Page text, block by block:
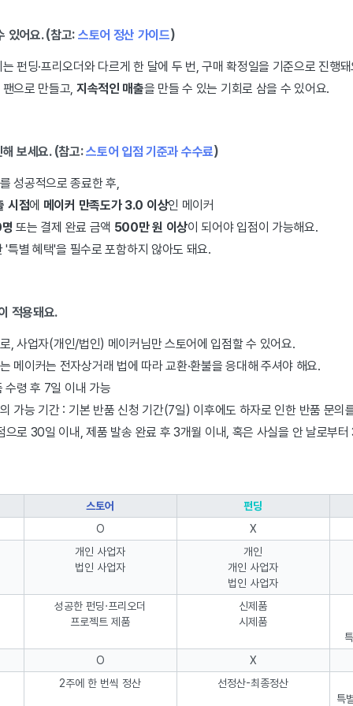
있어요. (참고: 스토어 정산 가이드)
펀딩·프리오더와 다르게 한 달에 두 번, 구매 확정일을 기준으로 진행
으로 만들고, 지속적인 매출을 만들 수 있는 기회로 삼을 수 있어요.
보세요. (참고:스토어 입점 기준과 수수료)
성공적으로 종료한 후,
시점에 메이커 만족도가 3.0 이상인 메이커
또는 결제 완료 금액 500만 원 이상이 되어야 입점이 가능해요.
'특별 혜택'을 필수로 포함하지 않아도 돼요.
적용돼요.
로, 사업자(개인/법인) 메이커님만 스토어에 입점할 수 있어요.
메이커는 전자상거래 법에 따라 교환·환불을 응대해 주셔야 해요.
수령 후 7일 이내 가능
가능 기간 : 기본 반품 신청 기간(7일) 이후에도 하자로 인한 반품 문의
으로 30일 이내, 제품 발송 완료 후 3개월 이내, 혹은 사실을 안 날로부
스토어
펀딩
O
X
개인 사업자
법인 사업자
개인
개인 사업자
법인 사업자
성공한 펀딩·프리오더
프로젝트 제품
신제품
시제품
O
X
2주에 한 번씩 정산
선정산-최종정산
특